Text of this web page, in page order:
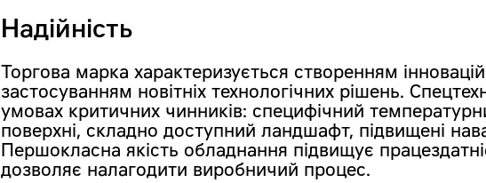
Надійність
Торгова марка характеризується створенням
застосуванням новітніх технологічних рішень.
умовах критичних чинників: специфічний
поверхні, складно доступний ландшафт, підвищені
Першокласна якість обладнання підвищує
дозволяє налагодити виробничий процес.